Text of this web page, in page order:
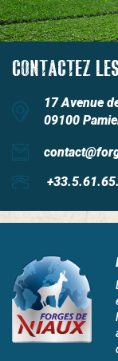
CONTACTEZ
17 Avenue
09100